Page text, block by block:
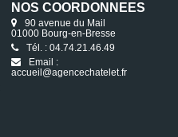
NOS COORDONNÉES
90 avenue du Mail
01000 Bourg-en-Bresse
Tél. : 04.74.21.46.49
Email :
accueil@agencechatelet.fr